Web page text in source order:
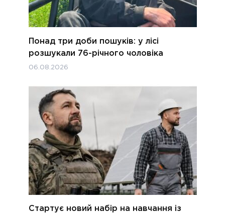
Понад три доби пошуків: у лісі
розшукали 76-річного чоловіка
06.08.2026
Стартує новий набір на навчання із